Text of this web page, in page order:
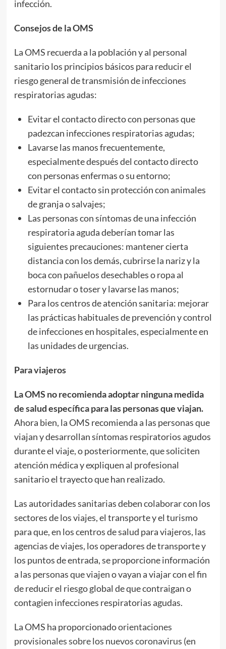
infección.
Consejos de la OMS
La OMS recuerda a la población y al personal
sanitario los principios básicos para reducir el
riesgo general de transmisión de infecciones
respiratorias agudas:
Evitar el contacto directo con personas que
padezcan infecciones respiratorias agudas;
Lavarse las manos frecuentemente,
especialmente después del contacto directo
con personas enfermas o su entorno;
Evitar el contacto sin protección con animales
de granja o salvajes;
Las personas con síntomas de una infección
respiratoria aguda deberían tomar las
siguientes precauciones: mantener cierta
distancia con los demás, cubrirse la nariz y la
boca con pañuelos desechables o ropa al
estornudar o toser y lavarse las manos;
Para los centros de atención sanitaria: mejorar
las prácticas habituales de prevención y control
de infecciones en hospitales, especialmente en
las unidades de urgencias.
Para viajeros
La OMS no recomienda adoptar ninguna medida
de salud específica para las personas que viajan.
Ahora bien, la OMS recomienda a las personas que
viajan y desarrollan síntomas respiratorios agudos
durante el viaje, o posteriormente, que soliciten
atención médica y expliquen al profesional
sanitario el trayecto que han realizado.
Las autoridades sanitarias deben colaborar con los
sectores de los viajes, el transporte y el turismo
para que, en los centros de salud para viajeros, las
agencias de viajes, los operadores de transporte y
los puntos de entrada, se proporcione información
a las personas que viajen o vayan a viajar con el fin
de reducir el riesgo global de que contraigan o
contagien infecciones respiratorias agudas.
La OMS ha proporcionadoorientaciones
provisionales sobre los nuevos coronavirus (en